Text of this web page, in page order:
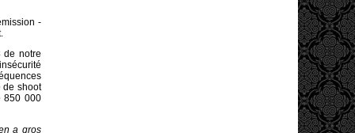
-
de notre
de shoot
850 000
a gros